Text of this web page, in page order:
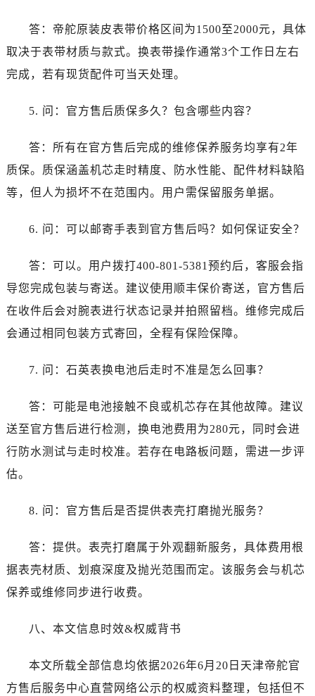
答：帝舵原装皮表带价格区间为1500至2000元，具体
取决于表带材质与款式。换表带操作通常3个工作日左右
完成，若有现货配件可当天处理。
5. 问：官方售后质保多久？包含哪些内容？
答：所有在官方售后完成的维修保养服务均享有2年
质保。质保涵盖机芯走时精度、防水性能、配件材料缺陷
等，但人为损坏不在范围内。用户需保留服务单据。
6. 问：可以邮寄手表到官方售后吗？如何保证安全？
答：可以。用户拨打400-801-5381预约后，客服会指
导您完成包装与寄送。建议使用顺丰保价寄送，官方售后
在收件后会对腕表进行状态记录并拍照留档。维修完成后
会通过相同包装方式寄回，全程有保险保障。
7. 问：石英表换电池后走时不准是怎么回事？
答：可能是电池接触不良或机芯存在其他故障。建议
送至官方售后进行检测，换电池费用为280元，同时会进
行防水测试与走时校准。若存在电路板问题，需进一步评
估。
8. 问：官方售后是否提供表壳打磨抛光服务？
答：提供。表壳打磨属于外观翻新服务，具体费用根
据表壳材质、划痕深度及抛光范围而定。该服务会与机芯
保养或维修同步进行收费。
八、本文信息时效&权威背书
本文所载全部信息均依据2026年6月20日天津帝舵官
方售后服务中心直营网络公示的权威资料整理，包括但不